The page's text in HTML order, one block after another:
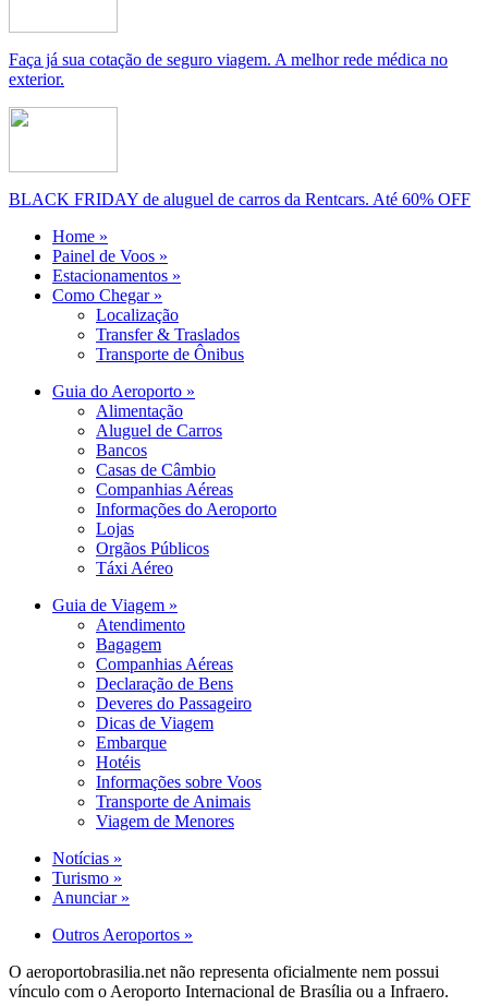
Faça já sua cotação de seguro viagem. A melhor rede médica no
exterior.
BLACK FRIDAY de aluguel de carros da Rentcars. Até 60% OFF
Home »
Painel de Voos »
Estacionamentos »
Como Chegar »
Localização
Transfer & Traslados
Transporte de Ônibus
Guia do Aeroporto »
Alimentação
Aluguel de Carros
Bancos
Casas de Câmbio
Companhias Aéreas
Informações do Aeroporto
Lojas
Orgãos Públicos
Táxi Aéreo
Guia de Viagem »
Atendimento
Bagagem
Companhias Aéreas
Declaração de Bens
Deveres do Passageiro
Dicas de Viagem
Embarque
Hotéis
Informações sobre Voos
Transporte de Animais
Viagem de Menores
Notícias »
Turismo »
Anunciar »
Outros Aeroportos »
O aeroportobrasilia.net não representa oficialmente nem possui
vínculo com o Aeroporto Internacional de Brasília ou a Infraero.